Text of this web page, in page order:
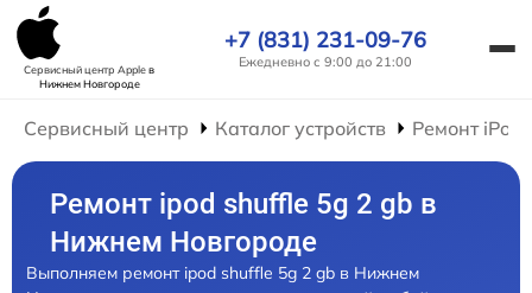
Сервисный центр Appleв
Нижнем Новгороде
+7 (831) 231-09-76
Ежедневно с 9:00 до 21:00
Сервисный центр Каталог устройств Ремонт iPod
Ремонт ipod shuffle 5g 2 gb в
Нижнем Новгороде
Выполняем ремонт ipod shuffle 5g 2 gb в Нижнем